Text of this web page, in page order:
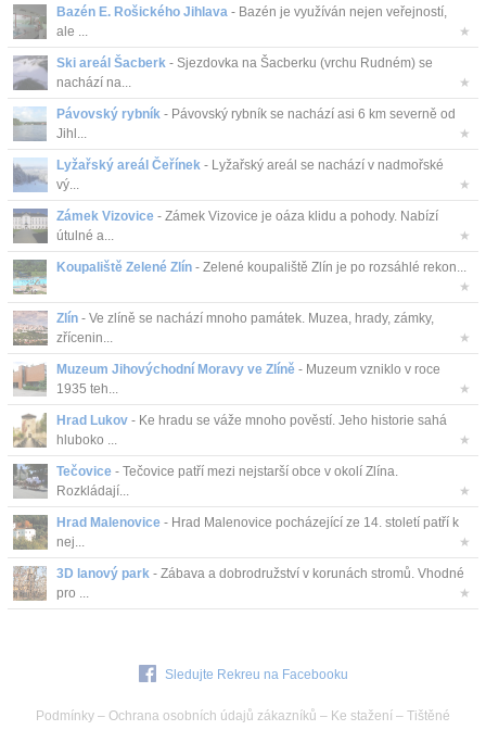
Bazén E. Rošického Jihlava - Bazén je využíván nejen veřejností,
ale ...
★
Ski areál Šacberk - Sjezdovka na Šacberku (vrchu Rudném) se
nachází na...
★
Pávovský rybník - Pávovský rybník se nachází asi 6 km severně od
Jihl...
★
Lyžařský areál Čeřínek - Lyžařský areál se nachází v nadmořské
vý...
★
Zámek Vizovice - Zámek Vizovice je oáza klidu a pohody. Nabízí
útulné a...
★
Koupaliště Zelené Zlín - Zelené koupaliště Zlín je po rozsáhlé rekon...
★
Zlín - Ve zlíně se nachází mnoho památek. Muzea, hrady, zámky,
zřícenin...
★
Muzeum Jihovýchodní Moravy ve Zlíně - Muzeum vzniklo v roce
1935 teh...
★
Hrad Lukov - Ke hradu se váže mnoho pověstí. Jeho historie sahá
hluboko ...
★
Tečovice - Tečovice patří mezi nejstarší obce v okolí Zlína.
Rozkládají...
★
Hrad Malenovice - Hrad Malenovice pocházející ze 14. století patří k
nej...
★
3D lanový park - Zábava a dobrodružství v korunách stromů. Vhodné
pro ...
★
Sledujte Rekreu na Facebooku
Podmínky – Ochrana osobních údajů zákazníků – Ke stažení – Tištěné